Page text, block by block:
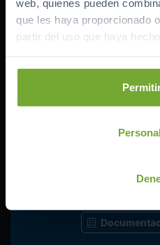
web, quienes pueden
que les haya proporcionado
partir del uso que haya
Ofrecido por: